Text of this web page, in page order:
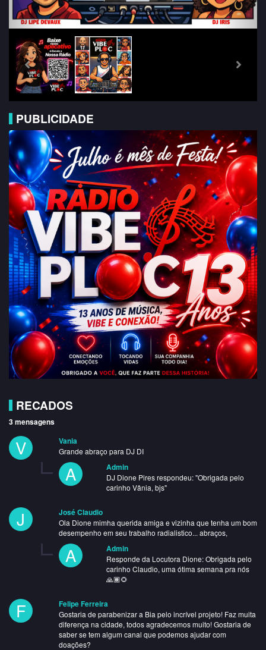
PUBLICIDADE
RECADOS
3 mensagens
V Vania
Grande abraço para DJ DI
A Admin
DJ Dione Pires respondeu: "Obrigada pelo
carinho Vânia, bjs"
J José Claudio
Ola Dione mimha querida amiga e vizinha que tenha um bom
desempenho em seu trabalho radialistico... abraços,
A Admin
Responde da Locutora Dione: Obrigada pelo
carinho Claudio, uma ótima semana pra nós
🙏🏾🌻
F Felipe Ferreira
Gostaria de parabenizar a Bia pelo incrível projeto! Faz muita
diferença na cidade, todos agradecemos muito! Gostaria de
saber se tem algum canal que podemos ajudar com
doações?